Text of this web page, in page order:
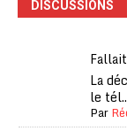
DISCUSSIONS
La
le
Par